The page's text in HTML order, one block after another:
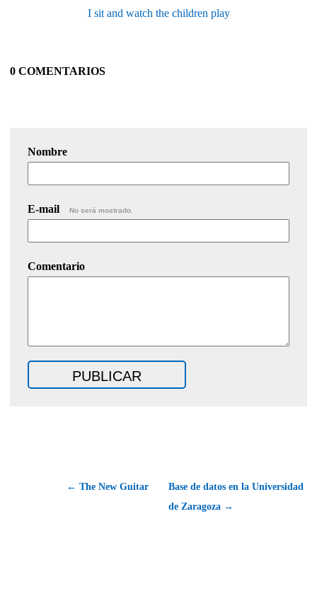
I sit and watch the children play
0 COMENTARIOS
Nombre
E-mail No será mostrado.
Comentario
← The New Guitar
Base de datos en la Universidad
de Zaragoza →